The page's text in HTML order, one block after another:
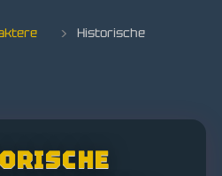
›
Historische